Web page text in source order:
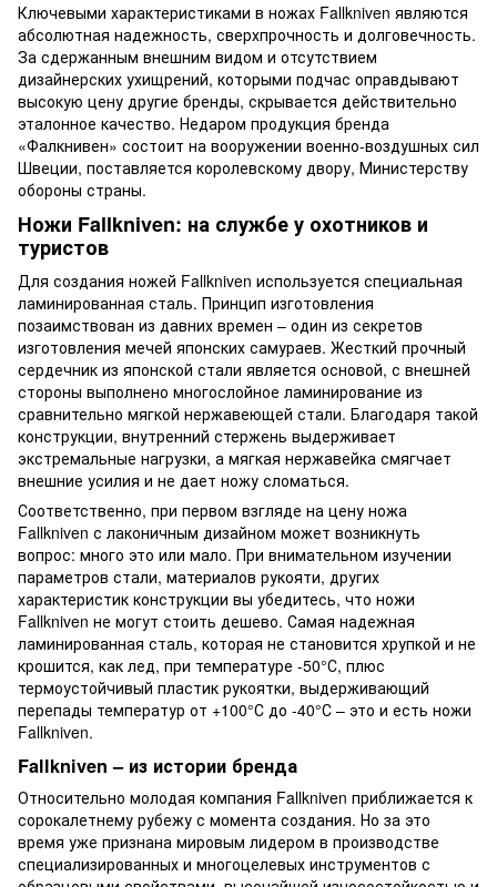
Ключевыми характеристиками в ножах Fallkniven являются
абсолютная надежность, сверхпрочность и долговечность.
За сдержанным внешним видом и отсутствием
дизайнерских ухищрений, которыми подчас оправдывают
высокую цену другие бренды, скрывается действительно
эталонное качество. Недаром продукция бренда
«Фалкнивен» состоит на вооружении военно-воздушных сил
Швеции, поставляется королевскому двору, Министерству
обороны страны.
Ножи Fallkniven: на службе у охотников и
туристов
Для создания ножей Fallkniven используется специальная
ламинированная сталь. Принцип изготовления
позаимствован из давних времен – один из секретов
изготовления мечей японских самураев. Жесткий прочный
сердечник из японской стали является основой, с внешней
стороны выполнено многослойное ламинирование из
сравнительно мягкой нержавеющей стали. Благодаря такой
конструкции, внутренний стержень выдерживает
экстремальные нагрузки, а мягкая нержавейка смягчает
внешние усилия и не дает ножу сломаться.
Соответственно, при первом взгляде на цену ножа
Fallkniven с лаконичным дизайном может возникнуть
вопрос: много это или мало. При внимательном изучении
параметров стали, материалов рукояти, других
характеристик конструкции вы убедитесь, что ножи
Fallkniven не могут стоить дешево. Самая надежная
ламинированная сталь, которая не становится хрупкой и не
крошится, как лед, при температуре -50°С, плюс
термоустойчивый пластик рукоятки, выдерживающий
перепады температур от +100°С до -40°С – это и есть ножи
Fallkniven.
Fallkniven – из истории бренда
Относительно молодая компания Fallkniven приближается к
сорокалетнему рубежу с момента создания. Но за это
время уже признана мировым лидером в производстве
специализированных и многоцелевых инструментов с